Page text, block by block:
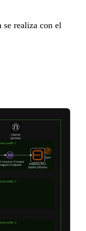
realiza con el